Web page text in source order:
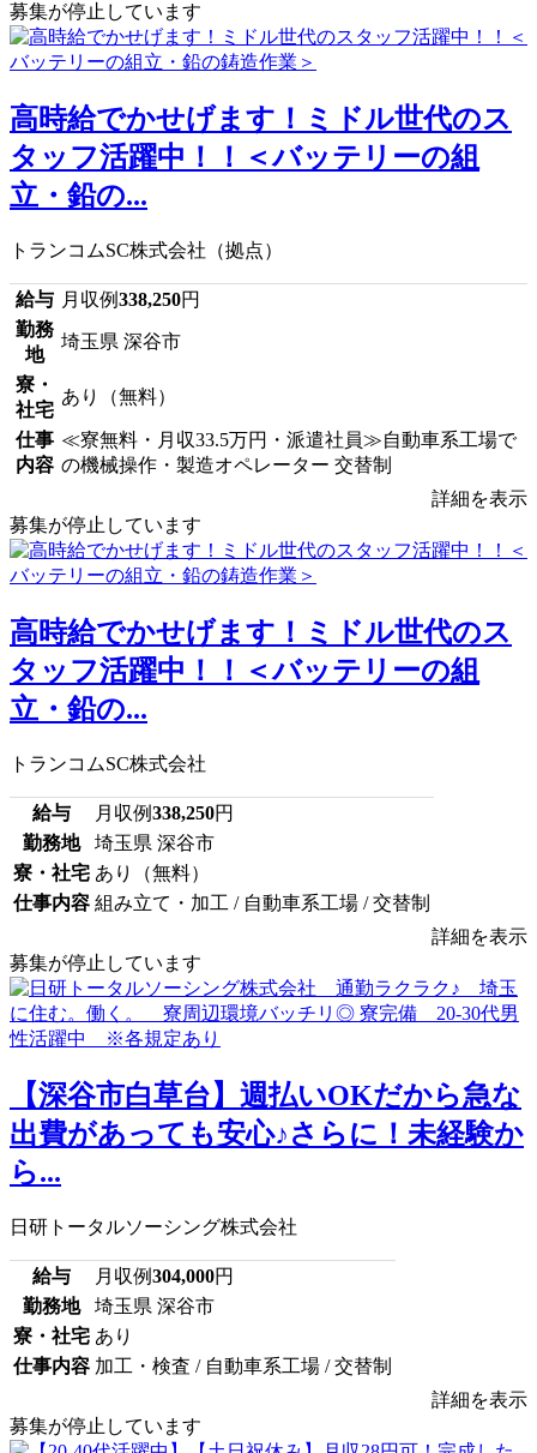
募集が停止しています
高時給でかせげます！ミドル世代のス
タッフ活躍中！！＜バッテリーの組
立・鉛の...
トランコムSC株式会社（拠点）
給与 月収例338,250円
勤務
地
埼玉県 深谷市
寮・
社宅
あり（無料）
仕事
内容
≪寮無料・月収33.5万円・派遣社員≫自動車系工場で
の機械操作・製造オペレーター 交替制
詳細を表示
募集が停止しています
高時給でかせげます！ミドル世代のス
タッフ活躍中！！＜バッテリーの組
立・鉛の...
トランコムSC株式会社
給与 月収例338,250円
勤務地
埼玉県 深谷市
寮・社宅 あり（無料）
仕事内容 組み立て・加工 / 自動車系工場 / 交替制
詳細を表示
募集が停止しています
【深谷市白草台】週払いOKだから急な
出費があっても安心♪さらに！未経験か
ら...
日研トータルソーシング株式会社
給与 月収例304,000円
勤務地
埼玉県 深谷市
寮・社宅 あり
仕事内容 加工・検査 / 自動車系工場 / 交替制
詳細を表示
募集が停止しています